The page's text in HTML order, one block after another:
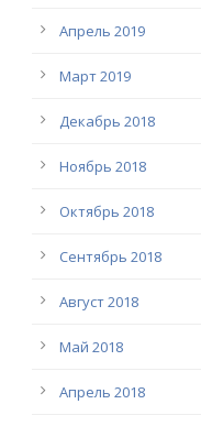
Апрель 2019
Март 2019
Декабрь 2018
Ноябрь 2018
Октябрь 2018
Сентябрь 2018
Август 2018
Май 2018
Апрель 2018